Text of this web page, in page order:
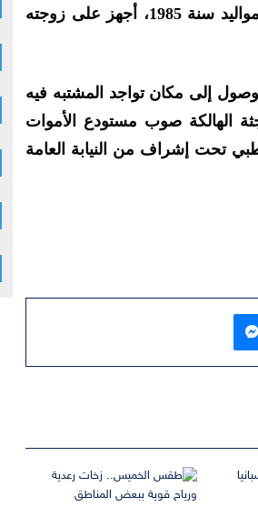
ووفق المعطيات الأولية المتوفرة، فإن شخصا من مواليد سنة 1985، أجهز على زوجته
إلى مكان تواجد المشتبه فيه
الهالكة صوب مستودع الأموات
تحت إشراف من النيابة العامة
ماسنجر